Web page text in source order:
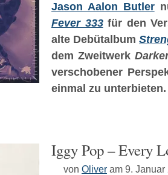
Jason Aalon Butler
Fever 333für den
alte Debütalbum
dem Zweitwerk
verschobener
einmal zu unterbieten.
Iggy Pop – Every
von Oliver am 9. Januar